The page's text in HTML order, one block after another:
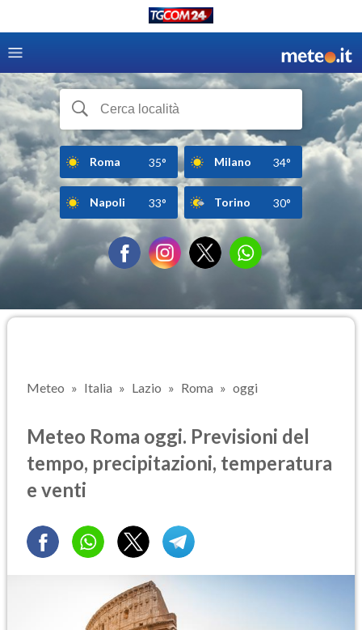
Roma 35° Milano 34°
Napoli 33° Torino 30°
Meteo Italia Lazio Roma oggi
Meteo Roma oggi. Previsioni del
tempo, precipitazioni, temperatura
e venti